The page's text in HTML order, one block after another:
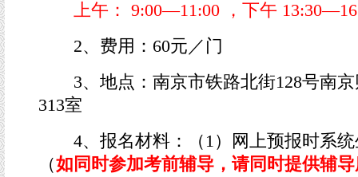
上午： 9:00—11:00 ，下午 13:30—16
2、费用：60元／门
3、地点：南京市铁路北街128号南京
313室
4、报名材料：（1）网上预报时系统
（如同时参加考前辅导，请同时提供辅